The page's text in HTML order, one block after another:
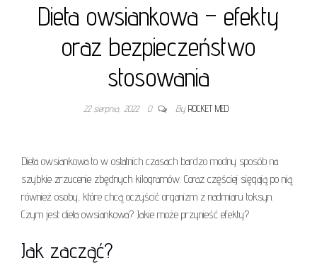
Dieta owsiankowa – efekty
oraz bezpieczeństwo
stosowania
22 sierpnia, 2022 0 By ROCKET MED
Dieta owsiankowa to w ostatnich czasach bardzo modny sposób na
szybkie zrzucenie zbędnych kilogramów. Coraz częściej sięgają po nią
również osoby, które chcą oczyścić organizm z nadmiaru toksyn.
Czym jest dieta owsiankowa? Jakie może przynieść efekty?
Jak zacząć?